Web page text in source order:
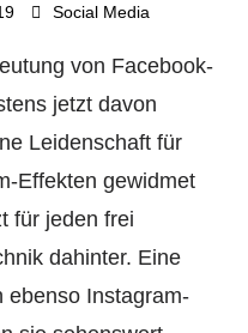
Social Media
von Facebook-
jetzt davon
Leidenschaft für
Effekten gewidmet
für jeden frei
dahinter. Eine
ebenso Instagram-